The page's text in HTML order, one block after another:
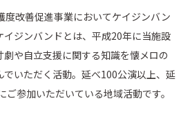
改善促進事業においてケイジンバン
イジンバンドとは、平成20年に当施設
や自立支援に関する知識を懐メロの
でいただく活動。延べ100公演以上、延
参加いただいている地域活動です。